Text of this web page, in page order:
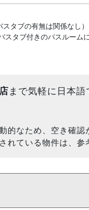
タブの有無は関係なし
タブ付きのバスルーム
まで気軽に日本語
的なため、空き確
れている物件は、参